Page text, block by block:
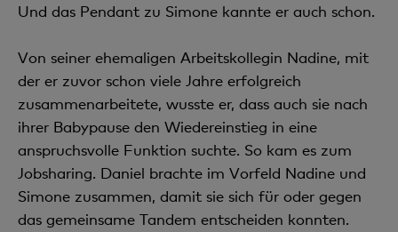
Und das Pendant zu Simone kannte er auch schon.
Von seiner ehemaligen Arbeitskollegin Nadine, mit
der er zuvor schon viele Jahre erfolgreich
zusammenarbeitete, wusste er, dass auch sie nach
ihrer Babypause den Wiedereinstieg in eine
anspruchsvolle Funktion suchte. So kam es zum
Jobsharing. Daniel brachte im Vorfeld Nadine und
Simone zusammen, damit sie sich für oder gegen
das gemeinsame Tandem entscheiden konnten.